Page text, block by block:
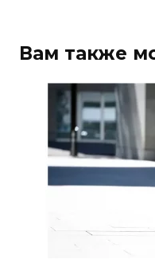
Вам также